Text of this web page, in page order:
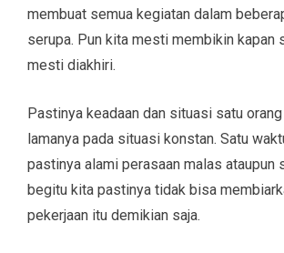
membuat semua kegiatan dalam
serupa. Pun kita mesti membikin kapan
mesti diakhiri.
Pastinya keadaan dan situasi satu
lamanya pada situasi konstan. Satu
pastinya alami perasaan malas ataupun
begitu kita pastinya tidak bisa
pekerjaan itu demikian saja.